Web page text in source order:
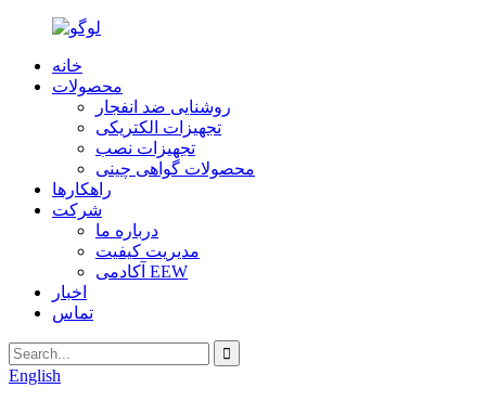
خانه
محصولات
روشنایی ضد انفجار
تجهیزات الکتریکی
تجهیزات نصب
محصولات گواهی چینی
راهکارها
شرکت
درباره ما
مدیریت کیفیت
آکادمی EEW
اخبار
تماس
English